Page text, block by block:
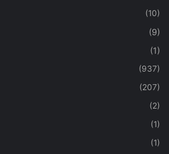
(10)
(9)
(1)
(937)
(207)
(2)
(1)
(1)